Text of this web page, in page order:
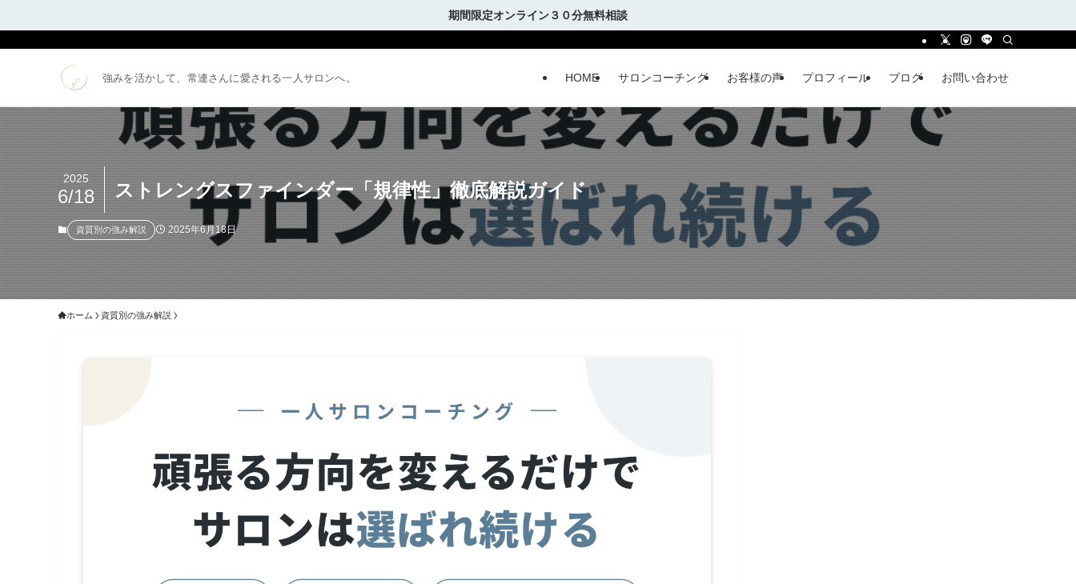
期間限定オンライン３０分無料相談
強みを活かして、常連さんに愛される一人サロンへ。 HOME サロンコーチング お客様の声 プロフィール ブログ お問い合わせ
ストレングスファインダー「規律性」徹底解説ガイド
2025
6/18
資質別の強み解説 2025年6月18日
ホーム 資質別の強み解説